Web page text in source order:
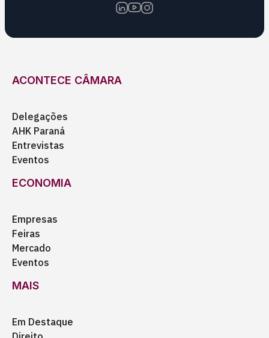
ACONTECE CÂMARA
Delegações
AHK Paraná
Entrevistas
Eventos
ECONOMIA
Empresas
Feiras
Mercado
Eventos
MAIS
Em Destaque